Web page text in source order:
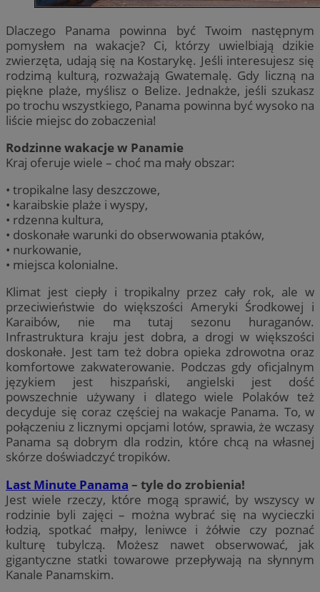
Dlaczego Panama powinna być Twoim następnym
pomysłem na wakacje? Ci, którzy uwielbiają dzikie
zwierzęta, udają się na Kostarykę. Jeśli interesujesz się
rodzimą kulturą, rozważają Gwatemalę. Gdy liczną na
piękne plaże, myślisz o Belize. Jednakże, jeśli szukasz
po trochu wszystkiego, Panama powinna być wysoko na
liście miejsc do zobaczenia!
Rodzinne wakacje w Panamie
Kraj oferuje wiele – choć ma mały obszar:
• tropikalne lasy deszczowe,
• karaibskie plaże i wyspy,
• rdzenna kultura,
• doskonałe warunki do obserwowania ptaków,
• nurkowanie,
• miejsca kolonialne.
Klimat jest ciepły i tropikalny przez cały rok, ale w
przeciwieństwie do większości Ameryki Środkowej i
Karaibów, nie ma tutaj sezonu huraganów.
Infrastruktura kraju jest dobra, a drogi w większości
doskonałe. Jest tam też dobra opieka zdrowotna oraz
komfortowe zakwaterowanie. Podczas gdy oficjalnym
językiem jest hiszpański, angielski jest dość
powszechnie używany i dlatego wiele Polaków też
decyduje się coraz częściej na wakacje Panama. To, w
połączeniu z licznymi opcjami lotów, sprawia, że wczasy
Panama są dobrym dla rodzin, które chcą na własnej
skórze doświadczyć tropików.
Last Minute Panama – tyle do zrobienia!
Jest wiele rzeczy, które mogą sprawić, by wszyscy w
rodzinie byli zajęci – można wybrać się na wycieczki
łodzią, spotkać małpy, leniwce i żółwie czy poznać
kulturę tubylczą. Możesz nawet obserwować, jak
gigantyczne statki towarowe przepływają na słynnym
Kanale Panamskim.